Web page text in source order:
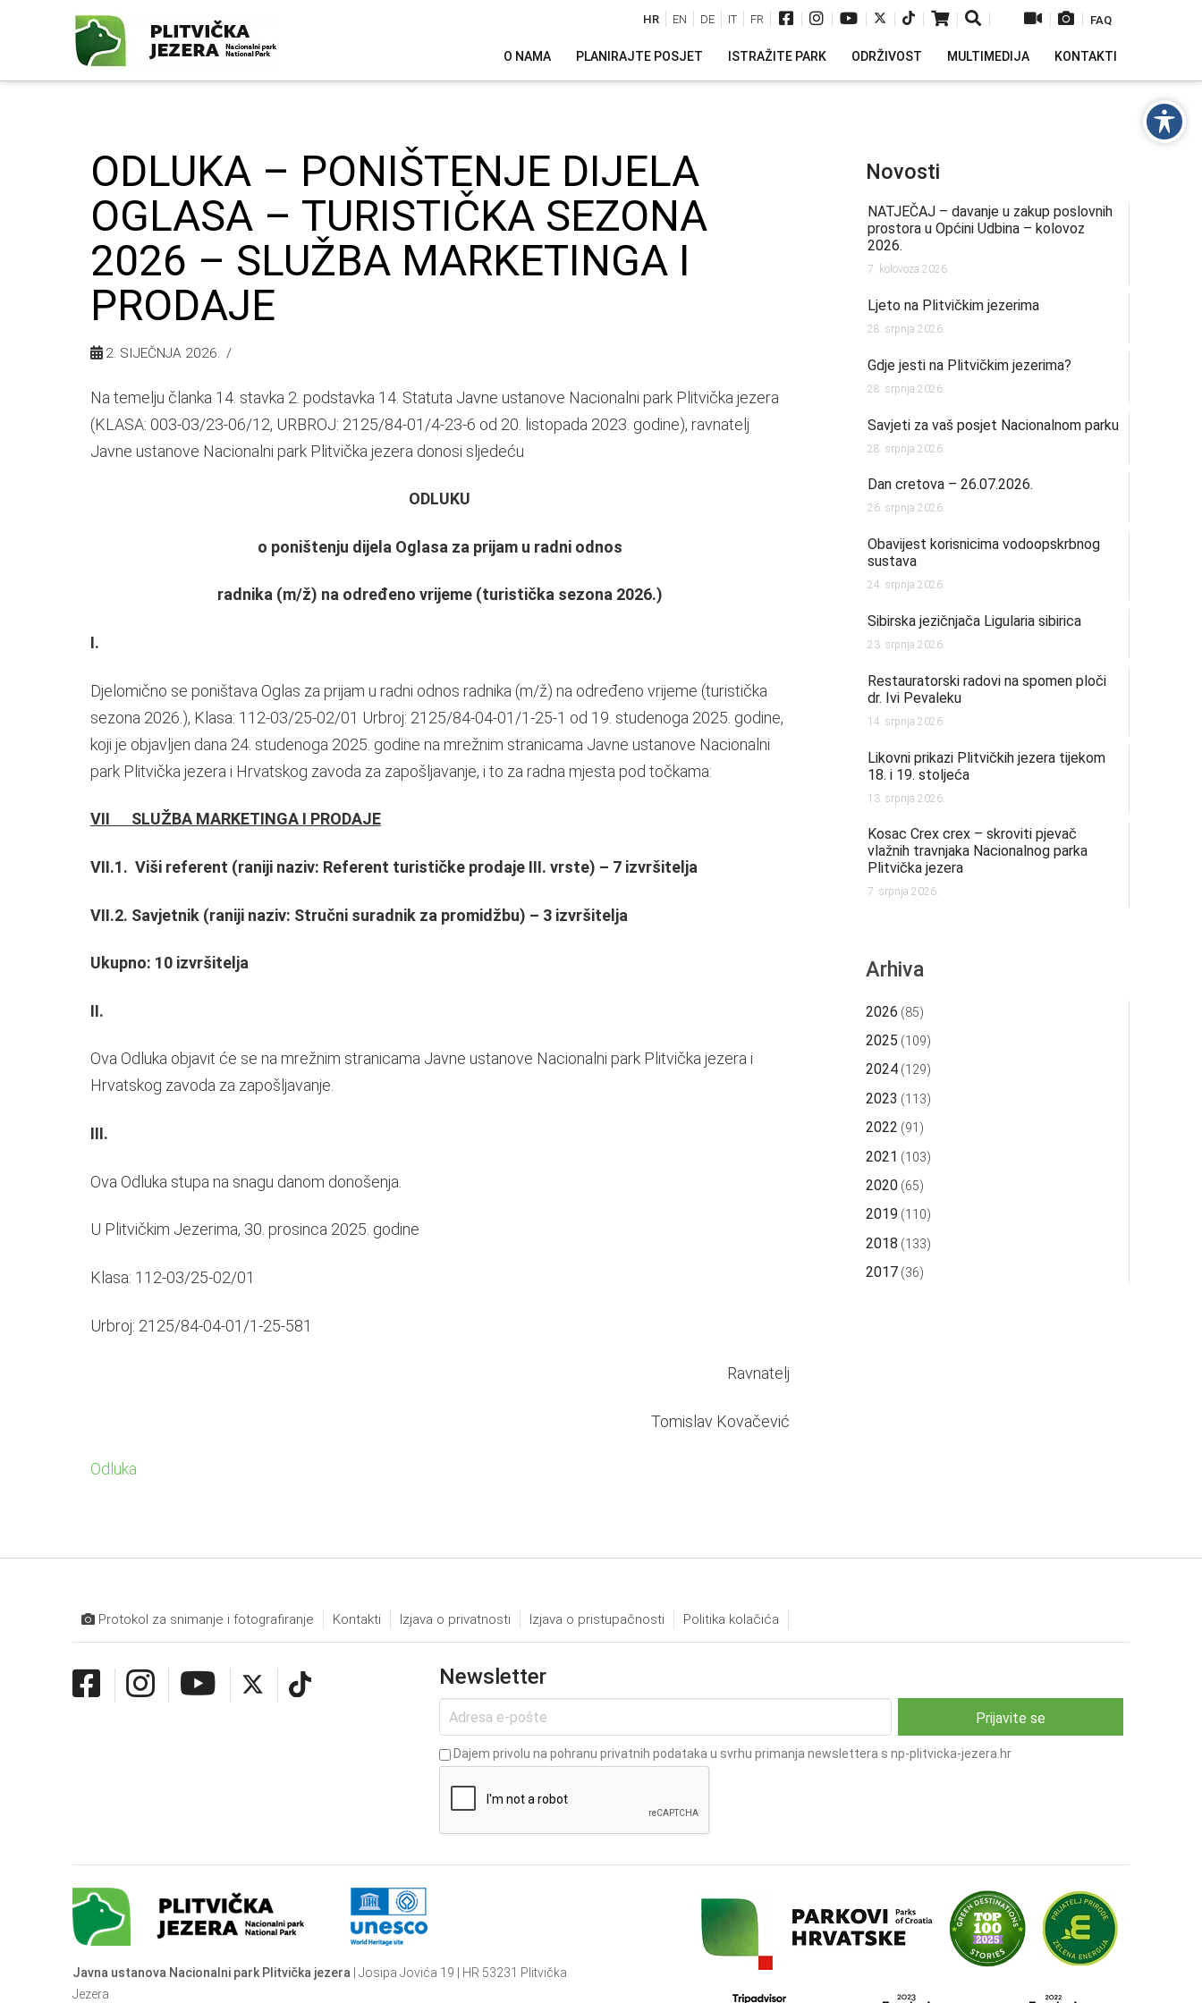
| | | | | | | | | FAQ
HR EN DE IT FR
O NAMA PLANIRAJTE POSJET ISTRAŽITE PARK ODRŽIVOST MULTIMEDIJA KONTAKTI
ODLUKA – PONIŠTENJE DIJELA
OGLASA – TURISTIČKA SEZONA
2026 – SLUŽBA MARKETINGA I
PRODAJE
2. SIJEČNJA 2026.
Na temelju članka 14. stavka 2. podstavka 14. Statuta Javne ustanove Nacionalni park Plitvička jezera
(KLASA: 003-03/23-06/12, URBROJ: 2125/84-01/4-23-6 od 20. listopada 2023. godine), ravnatelj
Javne ustanove Nacionalni park Plitvička jezera donosi sljedeću
ODLUKU
o poništenju dijela Oglasa za prijam u radni odnos
radnika (m/ž) na određeno vrijeme (turistička sezona 2026.)
I.
Djelomično se poništava Oglas za prijam u radni odnos radnika (m/ž) na određeno vrijeme (turistička
sezona 2026.), Klasa: 112-03/25-02/01 Urbroj: 2125/84-04-01/1-25-1 od 19. studenoga 2025. godine,
koji je objavljen dana 24. studenoga 2025. godine na mrežnim stranicama Javne ustanove Nacionalni
park Plitvička jezera i Hrvatskog zavoda za zapošljavanje, i to za radna mjesta pod točkama:
VII SLUŽBA MARKETINGA I PRODAJE
VII.1. Viši referent (raniji naziv: Referent turističke prodaje III. vrste) – 7 izvršitelja
VII.2. Savjetnik (raniji naziv: Stručni suradnik za promidžbu) – 3 izvršitelja
Ukupno: 10 izvršitelja
II.
Ova Odluka objavit će se na mrežnim stranicama Javne ustanove Nacionalni park Plitvička jezera i
Hrvatskog zavoda za zapošljavanje.
III.
Ova Odluka stupa na snagu danom donošenja.
U Plitvičkim Jezerima, 30. prosinca 2025. godine
Klasa: 112-03/25-02/01
Urbroj: 2125/84-04-01/1-25-581
Ravnatelj
Tomislav Kovačević
Odluka
Novosti
NATJEČAJ – davanje u zakup poslovnih
prostora u Općini Udbina – kolovoz
2026.
7. kolovoza 2026.
Ljeto na Plitvičkim jezerima
28. srpnja 2026.
Gdje jesti na Plitvičkim jezerima?
28. srpnja 2026.
Savjeti za vaš posjet Nacionalnom parku
28. srpnja 2026.
Dan cretova – 26.07.2026.
26. srpnja 2026.
Obavijest korisnicima vodoopskrbnog
sustava
24. srpnja 2026.
Sibirska jezičnjača Ligularia sibirica
23. srpnja 2026.
Restauratorski radovi na spomen ploči
dr. Ivi Pevaleku
14. srpnja 2026.
Likovni prikazi Plitvičkih jezera tijekom
18. i 19. stoljeća
13. srpnja 2026.
Kosac Crex crex – skroviti pjevač
vlažnih travnjaka Nacionalnog parka
Plitvička jezera
7. srpnja 2026.
Arhiva
2026 (85)
2025 (109)
2024 (129)
2023 (113)
2022 (91)
2021 (103)
2020 (65)
2019 (110)
2018 (133)
2017 (36)
Protokol za snimanje i fotografiranje Kontakti Izjava o privatnosti Izjava o pristupačnosti Politika kolačića
Newsletter
Dajem privolu na pohranu privatnih podataka u svrhu primanja newslettera s np-plitvicka-jezera.hr
Javna ustanova Nacionalni park Plitvička jezera | Josipa Jovića 19 | HR 53231 Plitvička
Jezera